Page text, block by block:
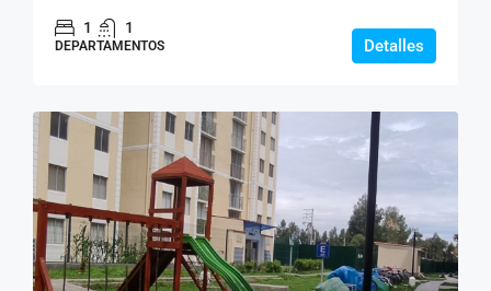
1 1
DEPARTAMENTOS Detalles